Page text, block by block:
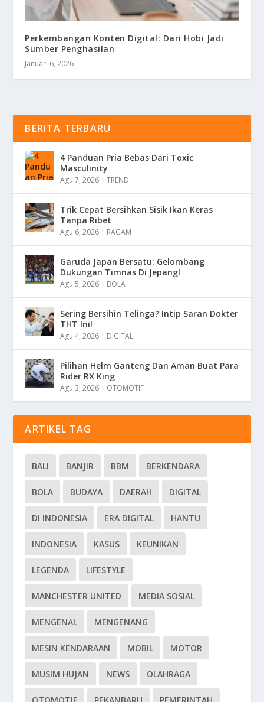
Perkembangan Konten Digital: Dari Hobi Jadi
Sumber Penghasilan
Januari 6, 2026
BERITA TERBARU
4 Panduan Pria Bebas Dari Toxic
Masculinity
Agu 7, 2026 |TREND
Trik Cepat Bersihkan Sisik Ikan Keras
Tanpa Ribet
Agu 6, 2026 | RAGAM
Garuda Japan Bersatu: Gelombang
Dukungan Timnas Di Jepang!
Agu 5, 2026 | BOLA
Sering Bersihin Telinga? Intip Saran Dokter
THT Ini!
Agu 4, 2026 | DIGITAL
Pilihan Helm Ganteng Dan Aman Buat Para
Rider RX King
Agu 3, 2026 | OTOMOTIF
ARTIKEL TAG
BALI BANJIR BBM BERKENDARA
BOLA BUDAYA DAERAH DIGITAL
DI INDONESIA ERA DIGITAL HANTU
INDONESIA KASUS KEUNIKAN
LEGENDA LIFESTYLE
MANCHESTER UNITED MEDIA SOSIAL
MENGENAL MENGENANG
MESIN KENDARAAN MOBIL MOTOR
MUSIM HUJAN NEWS OLAHRAGA
OTOMOTIF PEKANBARU PEMERINTAH